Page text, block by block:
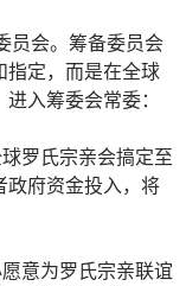
员会。筹备委员会
指定，而是在全球
入筹委会常委：
罗氏宗亲会搞定至
政府资金投入，将
意为罗氏宗亲联谊